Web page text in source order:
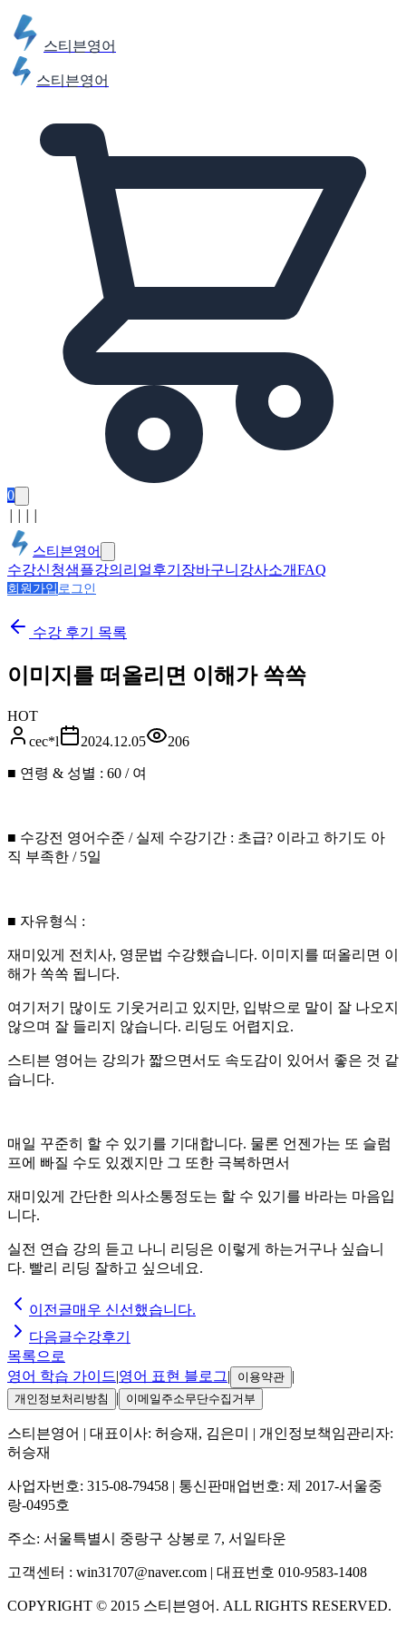
스티븐영어
스티븐영어
0
스티븐영어
수강신청샘플강의 리얼후기 장바구니 강사소개FAQ
회원가입 로그인
수강 후기 목록
이미지를 떠올리면 이해가 쏙쏙
HOT
cec*l
2024.12.05 206
■ 연령 & 성별 : 60 / 여
■ 수강전 영어수준 / 실제 수강기간 : 초급? 이라고 하기도 아
직 부족한 / 5일
■ 자유형식 :
재미있게 전치사, 영문법 수강했습니다. 이미지를 떠올리면 이
해가 쏙쏙 됩니다.
여기저기 많이도 기웃거리고 있지만, 입밖으로 말이 잘 나오지
않으며 잘 들리지 않습니다. 리딩도 어렵지요.
스티븐 영어는 강의가 짧으면서도 속도감이 있어서 좋은 것 같
습니다.
매일 꾸준히 할 수 있기를 기대합니다. 물론 언젠가는 또 슬럼
프에 빠질 수도 있겠지만 그 또한 극복하면서
재미있게 간단한 의사소통정도는 할 수 있기를 바라는 마음입
니다.
실전 연습 강의 듣고 나니 리딩은 이렇게 하는거구나 싶습니
다. 빨리 리딩 잘하고 싶으네요.
이전글매우 신선했습니다.
다음글수강후기
목록으로
영어 학습 가이드|영어 표현 블로그| 이용약관 |
개인정보처리방침 | 이메일주소무단수집거부
스티븐영어 | 대표이사: 허승재, 김은미
| 개인정보책임관리자:
허승재
사업자번호: 315-08-79458 | 통신판매업번호: 제 2017-서울중
랑-0495호
주소: 서울특별시 중랑구 상봉로 7, 서일타운
고객센터 : win31707@naver.com | 대표번호 010-9583-1408
COPYRIGHT © 2015 스티븐영어 . ALL RIGHTS RESERVED.